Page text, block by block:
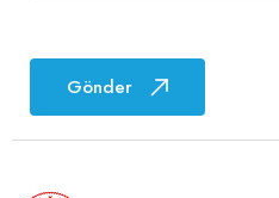
Gönder